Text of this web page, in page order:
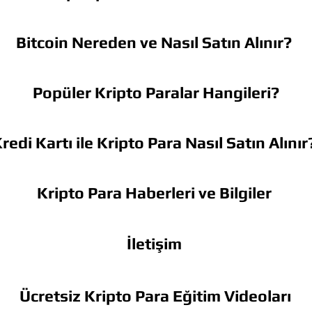
Bitcoin Nereden ve Nasıl Satın Alınır?
Popüler Kripto Paralar Hangileri?
Kartı ile Kripto Para Nasıl Satın
Kripto Para Haberleri ve Bilgiler
İletişim
Ücretsiz Kripto Para Eğitim Videoları